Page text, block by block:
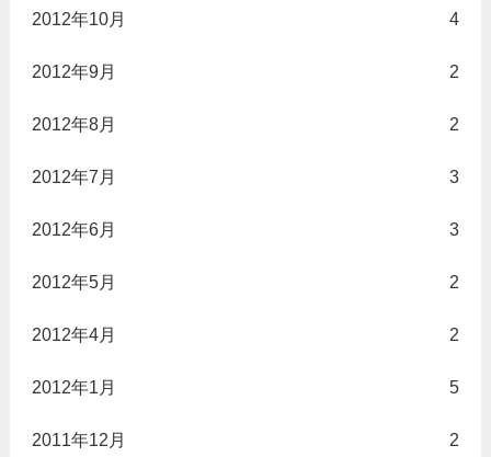
2012年10月 4
2012年9月 2
2012年8月 2
2012年7月 3
2012年6月 3
2012年5月 2
2012年4月 2
2012年1月 5
2011年12月 2